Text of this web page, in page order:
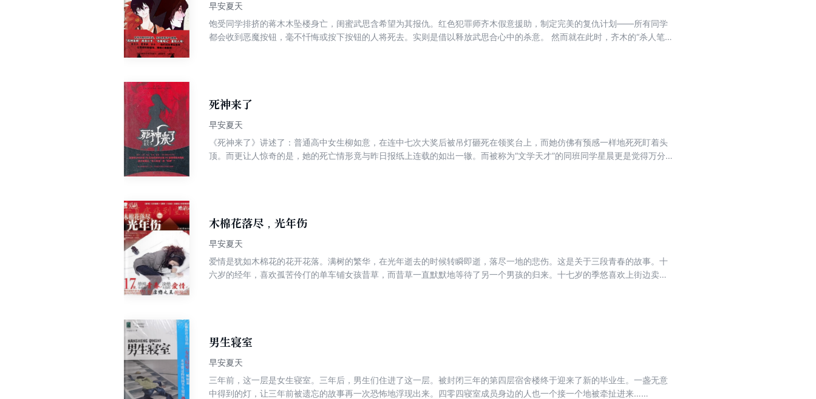
早安夏天
饱受同学排挤的蒋木木坠楼身亡，闺蜜武思含希望为其报仇。红色犯罪师齐木假意援助，制定完美的复仇计划——所有同学
都会收到恶魔按钮，毫不忏悔或按下按钮的人将死去。实则是借以释放武思合心中的杀意。 然而就在此时，齐木的“杀人笔
死神来了
早安夏天
《死神来了》讲述了：普通高中女生柳如意，在连中七次大奖后被吊灯砸死在领奖台上，而她仿佛有预感一样地死死盯着头
顶。而更让人惊奇的是，她的死亡情形竟与昨日报纸上连载的如出一辙。而被称为“文学天才”的同班同学星晨更是觉得万分
木棉花落尽，光年伤
早安夏天
爱情是犹如木棉花的花开花落。满树的繁华，在光年逝去的时候转瞬即逝，落尽一地的悲伤。这是关于三段青春的故事。十
六岁的经年，喜欢孤苦伶仃的单车铺女孩昔草，而昔草一直默默地等待了另一个男孩的归来。十七岁的季悠喜欢上街边卖唱
男生寝室
早安夏天
三年前，这一层是女生寝室。三年后，男生们住进了这一层。被封闭三年的第四层宿舍楼终于迎来了新的毕业生。一盏无意
中得到的灯，让三年前被遗忘的故事再一次恐怖地浮现出来。四零四寝室成员身边的人也一个接一个地被牵扯进来……